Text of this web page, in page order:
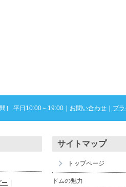
］ 平日10:00～19:00 お問い合わせ プ
ー
サイトマップ
トップページ
ドムの魅力